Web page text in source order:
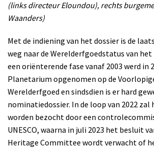
(links directeur Eloundou), rechts
Waanders)
Met de indiening van het dossier is de
weg naar de Werelderfgoedstatus van
een oriënterende fase vanaf 2003 werd in
Planetarium opgenomen op de
Werelderfgoed en sindsdien is er hard
nominatiedossier. In de loop van 2022
worden bezocht door een
UNESCO, waarna in juli 2023 het besluit
Heritage Committee wordt verwacht of